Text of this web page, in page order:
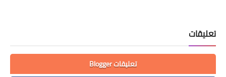
تعليقات
تعليقات Blogger